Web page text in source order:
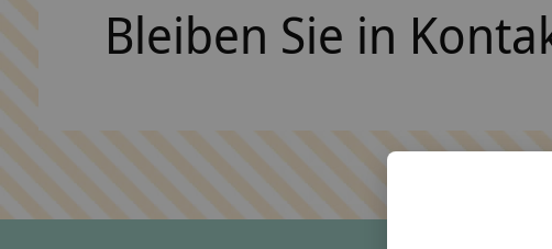
Bleiben Sie in